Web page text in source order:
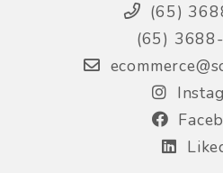
(65)
(65)